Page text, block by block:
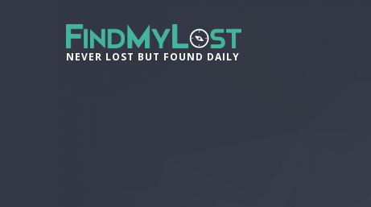
NEVER LOST BUT FOUND DAILY